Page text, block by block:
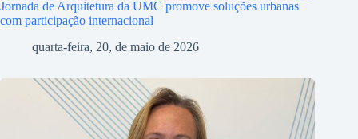
Jornada de Arquitetura da UMC promove soluções urbanas
com participação internacional
quarta-feira, 20, de maio de 2026